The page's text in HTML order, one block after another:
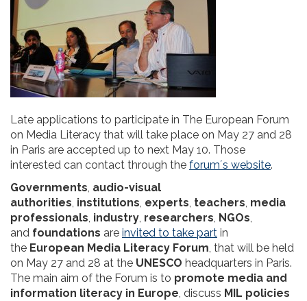
Late applications to participate in The European Forum
on Media Literacy that will take place on May 27 and 28
in Paris are accepted up to next May 10. Those
interested can contact through the forum´s website.
Governments, audio-visual
authorities, institutions, experts, teachers, media
professionals, industry, researchers, NGOs,
and foundations are invited to take part in
the European Media Literacy Forum, that will be held
on May 27 and 28 at the UNESCO headquarters in Paris.
The main aim of the Forum is to promote media and
information literacy in Europe, discuss MIL policies